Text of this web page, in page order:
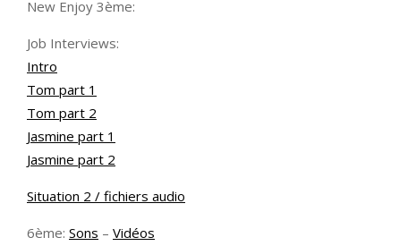
New Enjoy 3ème:
Job Interviews:
Intro
Tom part 1
Tom part 2
Jasmine part 1
Jasmine part 2
Situation 2 / fichiers audio
6ème: Sons – Vidéos